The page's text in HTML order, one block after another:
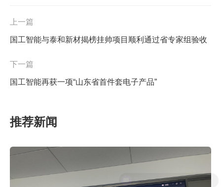
上一篇
国工智能与泰和新材揭榜挂帅项目顺利通过省专家组验收
下一篇
国工智能再获一项“山东省首件套电子产品”
推荐新闻